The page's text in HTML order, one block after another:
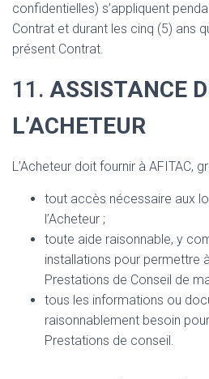
confidentielles) s’appliquent
Contrat et durant les cinq (5) ans
présent Contrat.
11. ASSISTANCE
L’ACHETEUR
L’Acheteur doit fournir à AFITAC,
tout accès nécessaire aux
l’Acheteur ;
toute aide raisonnable, y
installations pour permettre
Prestations de Conseil de
tous les informations ou
raisonnablement besoin
Prestations de conseil.